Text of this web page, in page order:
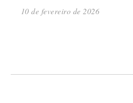
10 de fevereiro de 2026